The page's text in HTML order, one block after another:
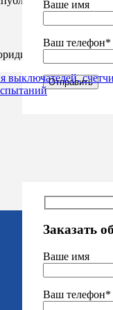
Ваше имя
Ваш телефон*
Заказать
Ваше имя
Ваш телефон*
выключателей,
лиц -